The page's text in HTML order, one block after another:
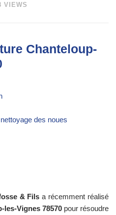
VIEWS
Chanteloup-
des noues
& Fils a récemment réalisé
les-Vignes 78570pour résoudre